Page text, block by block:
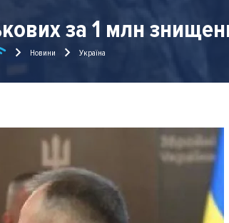
за 1 млн
Новини Україна